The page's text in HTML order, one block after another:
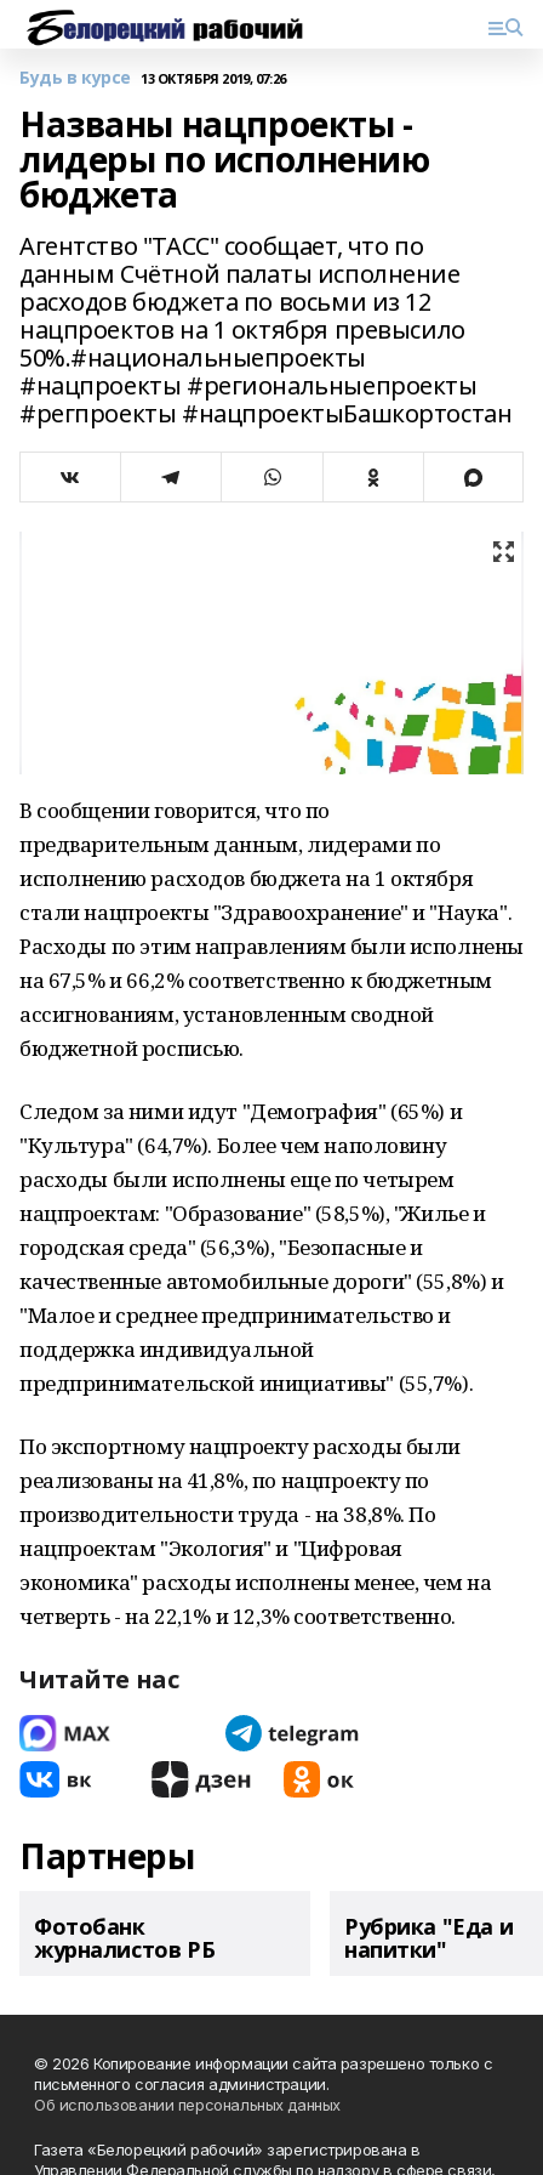
Будь в курсе 13 ОКТЯБРЯ 2019, 07:26
Названы нацпроекты -
лидеры по исполнению
бюджета
Агентство "ТАСС" сообщает, что по
данным Счётной палаты исполнение
расходов бюджета по восьми из 12
нацпроектов на 1 октября превысило
50%.#национальныепроекты
#нацпроекты #региональныепроекты
#регпроекты #нацпроектыБашкортостан
В сообщении говорится, что по
предварительным данным, лидерами по
исполнению расходов бюджета на 1 октября
стали нацпроекты "Здравоохранение" и "Наука".
Расходы по этим направлениям были исполнены
на 67,5% и 66,2% соответственно к бюджетным
ассигнованиям, установленным сводной
бюджетной росписью.
Следом за ними идут "Демография" (65%) и
"Культура" (64,7%). Более чем наполовину
расходы были исполнены еще по четырем
нацпроектам: "Образование" (58,5%), "Жилье и
городская среда" (56,3%), "Безопасные и
качественные автомобильные дороги" (55,8%) и
"Малое и среднее предпринимательство и
поддержка индивидуальной
предпринимательской инициативы" (55,7%).
По экспортному нацпроекту расходы были
реализованы на 41,8%, по нацпроекту по
производительности труда - на 38,8%. По
нацпроектам "Экология" и "Цифровая
экономика" расходы исполнены менее, чем на
четверть - на 22,1% и 12,3% соответственно.
Читайте нас
Партнеры
Фотобанк
журналистов РБ
Рубрика "Еда и
напитки"
© 2026 Копирование информации сайта разрешено только с
письменного согласия администрации.
Об использовании персональных данных
Газета «Белорецкий рабочий» зарегистрирована в
Управлении Федеральной службы по надзору в сфере связи,